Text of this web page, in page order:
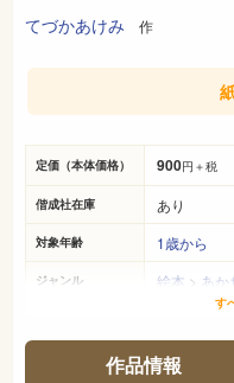
てづかあけみ 作
定価（本体価格） 900円＋税
偕成社在庫 あり
対象年齢 1歳から
ジャンル 絵本 > あ
18ページ
す
作品情報